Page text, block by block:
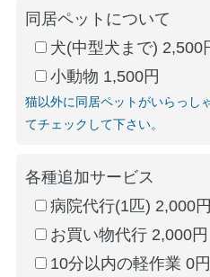
同居ペットについて
犬(中型犬まで) 2,500
小動物 1,500円
猫以外に同居ペットがいらっし
てチェックして下さい。
各種追加サービス
病院代行(1匹) 2,000円
お買い物代行 2,000円
10分以内の軽作業 0円